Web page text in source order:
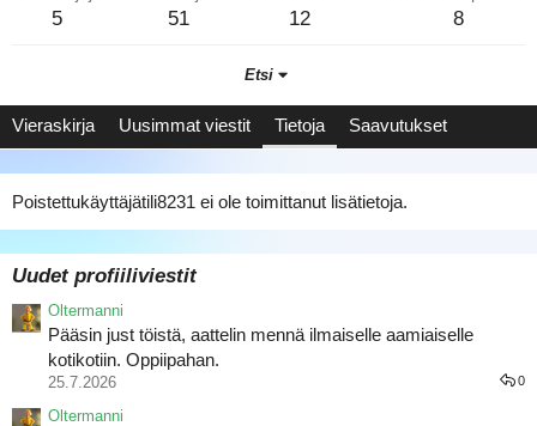
5 51 12 8
Etsi
Vieraskirja Uusimmat viestit Tietoja Saavutukset
Poistettukäyttäjätili8231 ei ole toimittanut lisätietoja.
Uudet profiiliviestit
Oltermanni
Pääsin just töistä, aattelin mennä ilmaiselle aamiaiselle
kotikotiin. Oppiipahan.
25.7.2026 0
Oltermanni